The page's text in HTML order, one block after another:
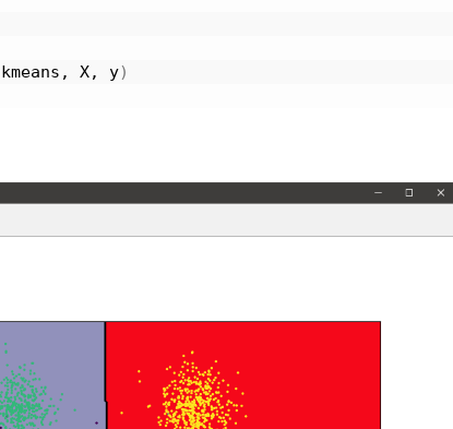
kmeans, X, y)